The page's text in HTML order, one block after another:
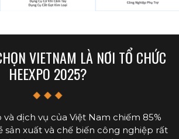
VIETNAM LÀ NƠI TỔ CHỨC
HEEXPO 2025?
dịch vụ của Việt Nam chiếm 85%
sản xuất và chế biến công nghiệp rất